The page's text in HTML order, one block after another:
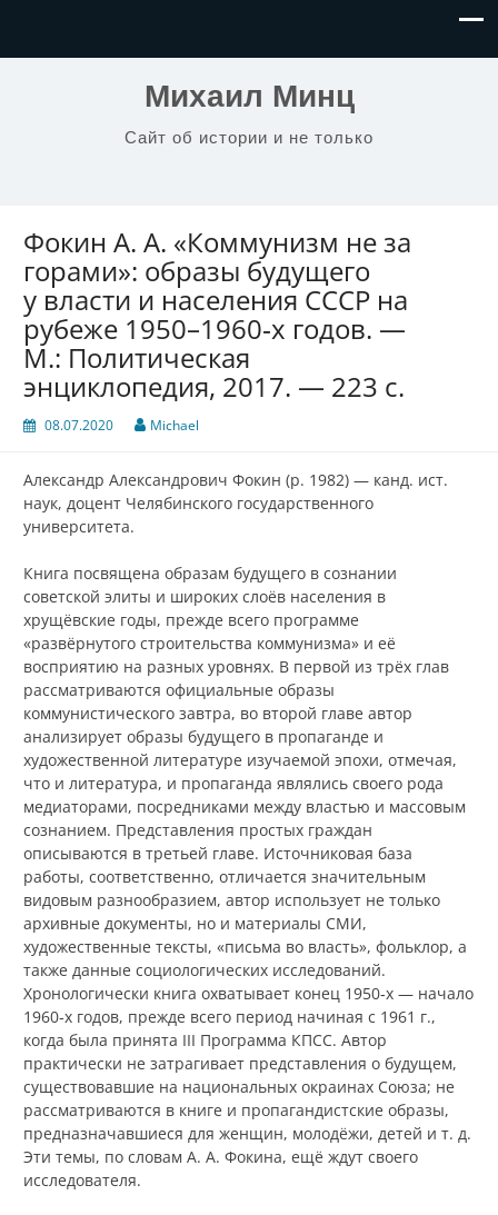
Михаил Минц
Сайт об истории и не только
Фокин А. А. «Коммунизм не за
горами»: образы будущего
у власти и населения СССР на
рубеже 1950–1960‑х годов. —
М.: Политическая
энциклопедия, 2017. — 223 с.
08.07.2020 Michael
Александр Александрович Фокин (р. 1982) — канд. ист.
наук, доцент Челябинского государственного
университета.
Книга посвящена образам будущего в сознании
советской элиты и широких слоёв населения в
хрущёвские годы, прежде всего программе
«развёрнутого строительства коммунизма» и её
восприятию на разных уровнях. В первой из трёх глав
рассматриваются официальные образы
коммунистического завтра, во второй главе автор
анализирует образы будущего в пропаганде и
художественной литературе изучаемой эпохи, отмечая,
что и литература, и пропаганда являлись своего рода
медиаторами, посредниками между властью и массовым
сознанием. Представления простых граждан
описываются в третьей главе. Источниковая база
работы, соответственно, отличается значительным
видовым разнообразием, автор использует не только
архивные документы, но и материалы СМИ,
художественные тексты, «письма во власть», фольклор, а
также данные социологических исследований.
Хронологически книга охватывает конец 1950‑х — начало
1960‑х годов, прежде всего период начиная с 1961 г.,
когда была принята III Программа КПСС. Автор
практически не затрагивает представления о будущем,
существовавшие на национальных окраинах Союза; не
рассматриваются в книге и пропагандистские образы,
предназначавшиеся для женщин, молодёжи, детей и т. д.
Эти темы, по словам А. А. Фокина, ещё ждут своего
исследователя.